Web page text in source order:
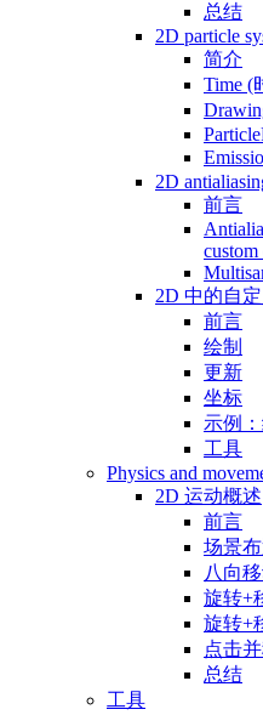
总结
2D particle
简介
Time (
2D
前言
2D 中的自
前言
绘制
更新
坐标
示例
工具
Physics and
2D 运动概述
前言
场景
八向
旋转+
旋转+
点击
总结
工具